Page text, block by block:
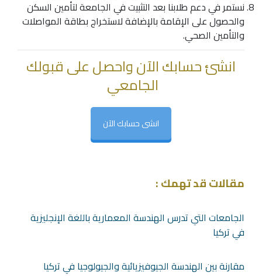
نستمر في دعم طلابنا بعد التثبيت في الجامعة لتأمين السكن
والحصول على الإقامة بالإضافة لاستخراج بطاقة المواصلات
والتأمين الصحي.
انشئ حسابك الآن واحصل على قبولك
الجامعي
انشى حسابك الآن
مقالات قد تهمك :
الجامعات التي تدرس الهندسة المعمارية باللغة الإنجليزية
في تركيا
مقارنة بين الهندسة الجيوفيزيائية والجيولوجيا في تركيا